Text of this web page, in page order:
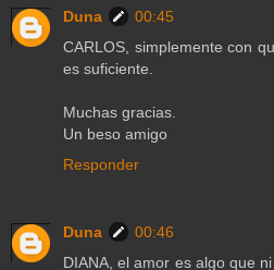
Duna
00:45
CARLOS, simplemente con
es suficiente.
Muchas gracias.
Un beso amigo
Responder
Duna
00:46
DIANA, el amor es algo que